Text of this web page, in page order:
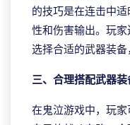
的技巧是在连击中
性和伤害输出。玩
选择合适的武器装备
三、合理搭配武器装
在鬼泣游戏中，玩